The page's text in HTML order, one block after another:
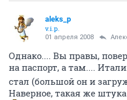
aleks_p
v.i.p.
01 апреля 2008
Однако.... Вы правы,
на паспорт, а там....
стал (большой он и
Наверное, такая же штука